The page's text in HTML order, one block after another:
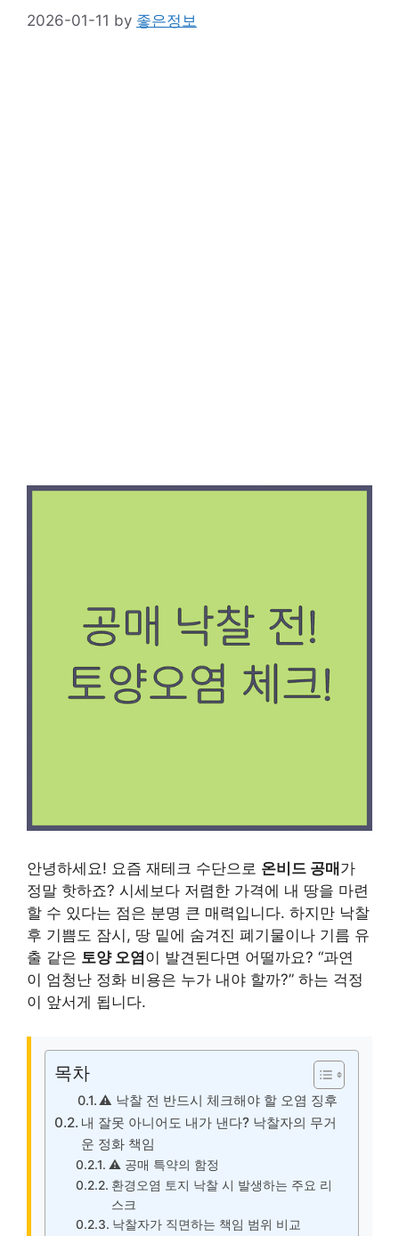
2026-01-11 by 좋은정보
안녕하세요! 요즘 재테크 수단으로 온비드 공매 가
정말 핫하죠? 시세보다 저렴한 가격에 내 땅을 마련
할 수 있다는 점은 분명 큰 매력입니다. 하지만 낙찰
후 기쁨도 잠시, 땅 밑에 숨겨진 폐기물이나 기름 유
출 같은 토양 오염이 발견된다면 어떨까요? “과연
이 엄청난 정화 비용은 누가 내야 할까?” 하는 걱정
이 앞서게 됩니다.
목차
⚠️ 낙찰 전 반드시 체크해야 할 오염 징후
내 잘못 아니어도 내가 낸다? 낙찰자의 무거
운 정화 책임
⚠️ 공매 특약의 함정
환경오염 토지 낙찰 시 발생하는 주요 리
스크
낙찰자가 직면하는 책임 범위 비교